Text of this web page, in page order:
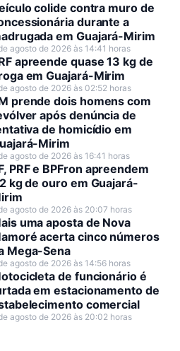
colide contra muro de
durante a
em Guajará-Mirim
agosto de 2026 às 14:41 horas
apreende quase 13 kg de
em Guajará-Mirim
agosto de 2026 às 02:52 horas
prende dois homens com
após denúncia de
de homicídio em
Mirim
agosto de 2026 às 16:41 horas
PRF e BPFron apreendem
kg de ouro em Guajará-
agosto de 2026 às 20:07 horas
uma aposta de Nova
acerta cinco números
Mega-Sena
agosto de 2026 às 14:56 horas
de funcionário é
em estacionamento de
comercial
agosto de 2026 às 20:02 horas